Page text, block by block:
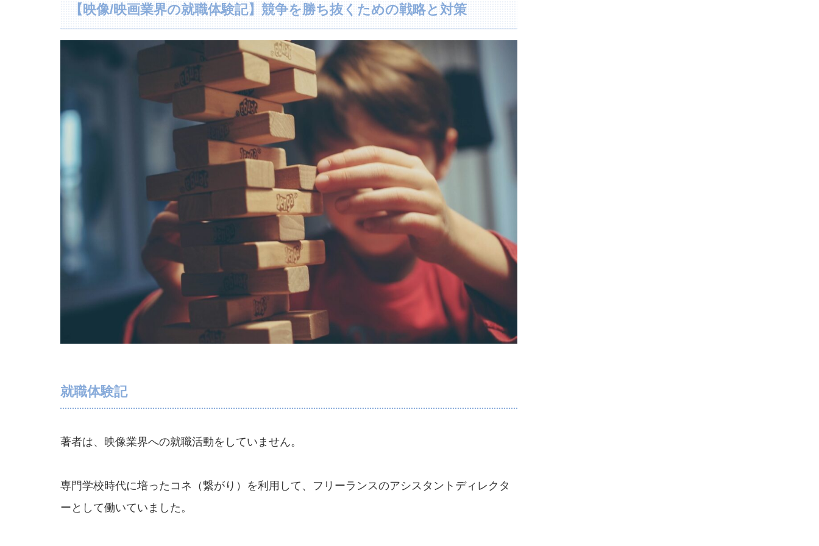
【映像/映画業界の就職体験記】競争を勝ち抜くための戦略と対策
就職体験記
著者は、映像業界への就職活動をしていません。
専門学校時代に培ったコネ（繋がり）を利用して、フリーランスのアシスタントディレクタ
ーとして働いていました。